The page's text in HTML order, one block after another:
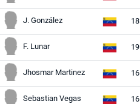
J. González 18
F. Lunar 19
Jhosmar Martinez 16
Sebastian Vegas 16